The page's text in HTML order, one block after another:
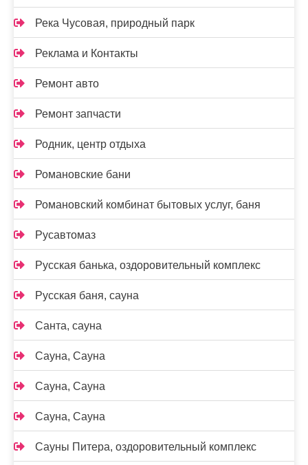
Река Чусовая, природный парк
Реклама и Контакты
Ремонт авто
Ремонт запчасти
Родник, центр отдыха
Романовские бани
Романовский комбинат бытовых услуг, баня
Русавтомаз
Русская банька, оздоровительный комплекс
Русская баня, сауна
Санта, сауна
Сауна, Сауна
Сауна, Сауна
Сауна, Сауна
Сауны Питера, оздоровительный комплекс